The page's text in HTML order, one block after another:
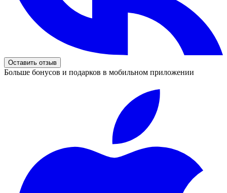
Оставить отзыв
Больше бонусов и подарков в мобильном приложении